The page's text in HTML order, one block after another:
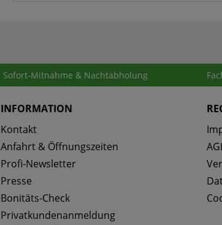
Sofort-Mitnahme & Nachtabholung
INFORMATION
Kontakt
Anfahrt & Öffnungszeiten
Profi-Newsletter
Presse
Bonitäts-Check
Privatkundenanmeldung